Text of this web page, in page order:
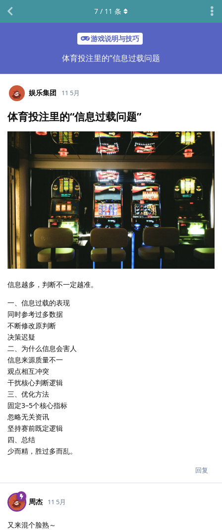
游戏说明与技巧
体育投注里的“信息过载问题
7 / 11 条
娱乐集团 11 5月
体育投注里的“信息过载问题”
信息越多，判断不一定越准。
一、信息过载的表现
同时参考过多数据
不断修改原判断
决策迟疑
二、为什么信息会害人
信息来源质量不一
观点相互冲突
干扰核心判断逻辑
三、优化方法
固定3–5个核心指标
忽略无关资讯
坚持赛前既定逻辑
四、总结
少而精，胜过多而乱。
回复
周杰 11 5月
又来混个脸熟～